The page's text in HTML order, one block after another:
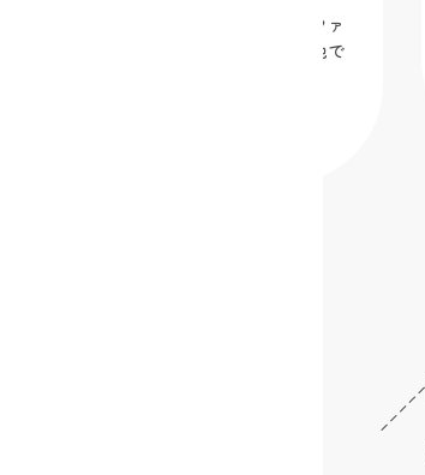
【新作無料作り図公開】「真ん中ファ
スナーポーチ」を蛍光メッシュ生地で